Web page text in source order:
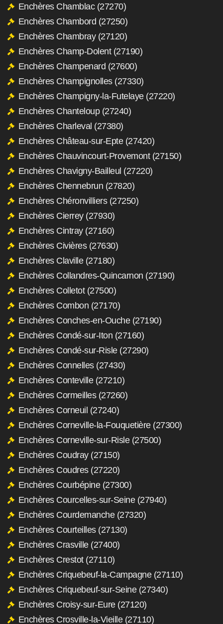
Enchères Chamblac (27270)
Enchères Chambord (27250)
Enchères Chambray (27120)
Enchères Champ-Dolent (27190)
Enchères Champenard (27600)
Enchères Champignolles (27330)
Enchères Champigny-la-Futelaye (27220)
Enchères Chanteloup (27240)
Enchères Charleval (27380)
Enchères Château-sur-Epte (27420)
Enchères Chauvincourt-Provemont (27150)
Enchères Chavigny-Bailleul (27220)
Enchères Chennebrun (27820)
Enchères Chéronvilliers (27250)
Enchères Cierrey (27930)
Enchères Cintray (27160)
Enchères Civières (27630)
Enchères Claville (27180)
Enchères Collandres-Quincarnon (27190)
Enchères Colletot (27500)
Enchères Combon (27170)
Enchères Conches-en-Ouche (27190)
Enchères Condé-sur-Iton (27160)
Enchères Condé-sur-Risle (27290)
Enchères Connelles (27430)
Enchères Conteville (27210)
Enchères Cormeilles (27260)
Enchères Corneuil (27240)
Enchères Corneville-la-Fouquetière (27300)
Enchères Corneville-sur-Risle (27500)
Enchères Coudray (27150)
Enchères Coudres (27220)
Enchères Courbépine (27300)
Enchères Courcelles-sur-Seine (27940)
Enchères Courdemanche (27320)
Enchères Courteilles (27130)
Enchères Crasville (27400)
Enchères Crestot (27110)
Enchères Criquebeuf-la-Campagne (27110)
Enchères Criquebeuf-sur-Seine (27340)
Enchères Croisy-sur-Eure (27120)
Enchères Crosville-la-Vieille (27110)